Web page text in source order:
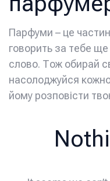
Парфуми – це
говорить за тебе
слово. Тож обирай
насолоджуйся
йому розповісти